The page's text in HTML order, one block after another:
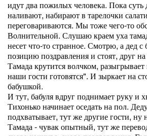
идут два пожилых человека. Пока суть
наливают, набирают в тарелочки
переговариваются. Мы тоже чего-то
Волнительной. Слушаю краем уха
несет что-то странное. Смотрю, а дед
позицию поздравления и стоят, друг на
Тамада крутится волчком,
наши гости готовятся". И зыркает на
бабушкой.
И тут, бабуля вдруг поднимает руку и
Тихонько начинает оседать на пол.
подхватывает, тут же другие гости, ну
Тамада - чувак опытный, тут же